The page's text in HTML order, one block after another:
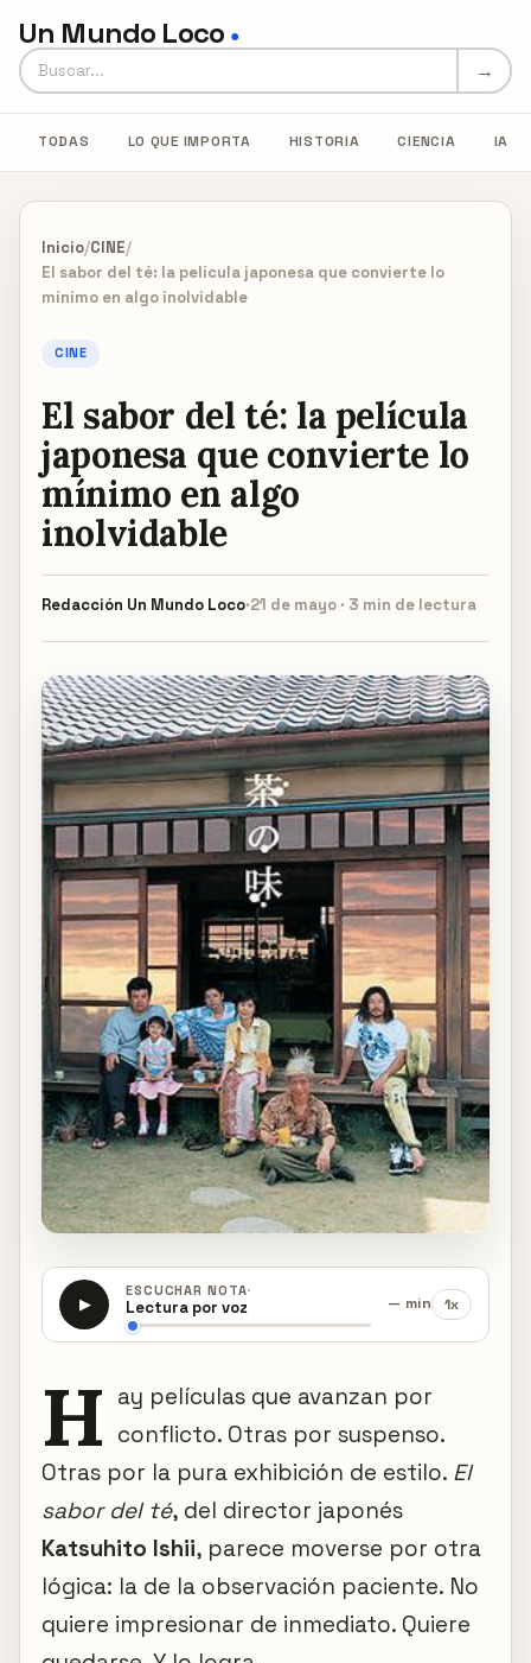
Un Mundo Loco ●
Buscar en Un Mundo Loco →
TODAS LO QUE IMPORTA HISTORIA CIENCIA IA
Inicio/CINE/
El sabor del té: la película japonesa que convierte lo
mínimo en algo inolvidable
CINE
El sabor del té: la película
japonesa que convierte lo
mínimo en algo
inolvidable
Redacción Un Mundo Loco·21 de mayo · 3 min de lectura
▶
ESCUCHAR NOTA·
Lectura por voz
— min 1x
H ay películas que avanzan por
conflicto. Otras por suspenso.
Otras por la pura exhibición de estilo. El
sabor del té, del director japonés
Katsuhito Ishii, parece moverse por otra
lógica: la de la observación paciente. No
quiere impresionar de inmediato. Quiere